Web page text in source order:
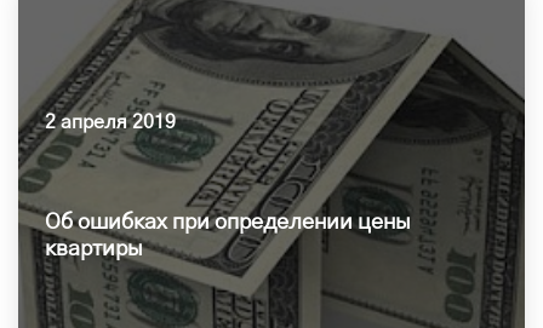
2 апреля 2019
Об ошибках при определении цены
квартиры